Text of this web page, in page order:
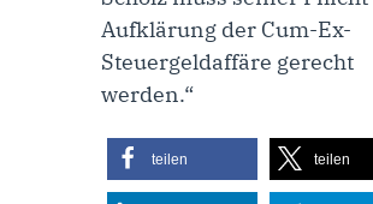
Aufklärung der Cum-Ex-
Steuergeldaffäre gerecht
werden.“
teilen teilen